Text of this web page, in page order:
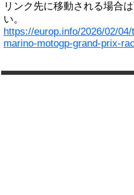
リンク先に移動される場合
い。
https://europ.info/2026/02/
marino-motogp-grand-prix-